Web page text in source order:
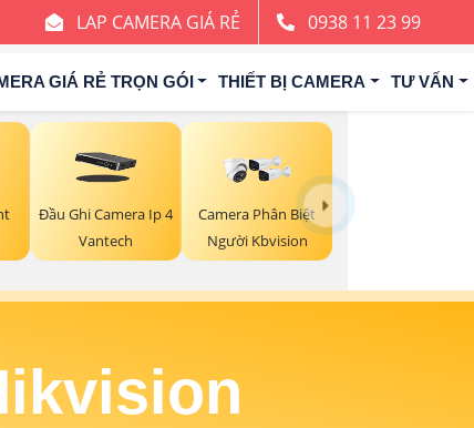
LAP CAMERA GIÁ RẺ 0938 11 23 99
GIÁ RẺ TRỌN GÓI THIẾT BỊ CAMERA TƯ VẤN
Đầu Ghi Camera Ip 4
Vantech
Camera Phân Biệt
Người Kbvision